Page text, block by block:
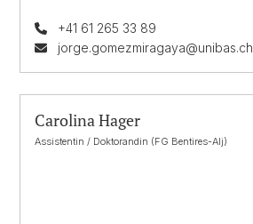
+41 61 265 33 89
jorge.gomezmiragaya@unibas.ch
Carolina Hager
Assistentin / Doktorandin (FG Bentires-Alj)